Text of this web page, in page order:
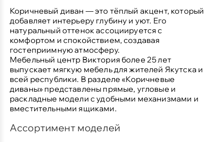
Коричневый диван — это тёплый акцент, который
добавляет интерьеру глубину и уют. Его
натуральный оттенок ассоциируется с
комфортом и спокойствием, создавая
гостеприимную атмосферу.
Мебельный центр Виктория более 25 лет
выпускает мягкую мебель для жителей Якутска и
всей республики. В разделе «Коричневые
диваны» представлены прямые, угловые и
раскладные модели с удобными механизмами и
вместительными ящиками.
Ассортимент моделей